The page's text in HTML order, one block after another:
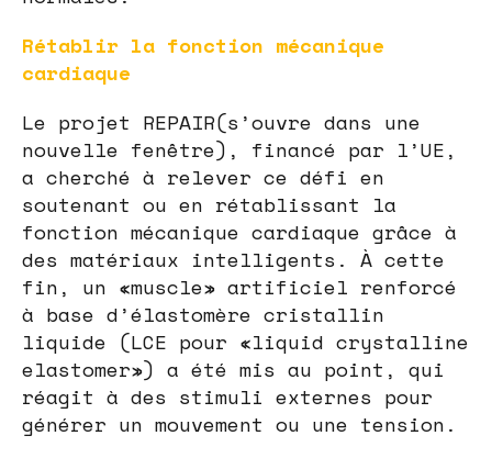
Rétablir la fonction mécanique
cardiaque
Le projet REPAIR(s’ouvre dans une
nouvelle fenêtre), financé par l’UE,
a cherché à relever ce défi en
soutenant ou en rétablissant la
fonction mécanique cardiaque grâce à
des matériaux intelligents. À cette
fin, un «muscle» artificiel renforcé
à base d’élastomère cristallin
liquide (LCE pour «liquid crystalline
elastomer») a été mis au point, qui
réagit à des stimuli externes pour
générer un mouvement ou une tension.